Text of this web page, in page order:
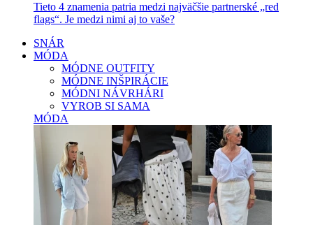
Tieto 4 znamenia patria medzi najväčšie partnerské „red
flags“. Je medzi nimi aj to vaše?
SNÁR
MÓDA
MÓDNE OUTFITY
MÓDNE INŠPIRÁCIE
MÓDNI NÁVRHÁRI
VYROB SI SAMA
MÓDA